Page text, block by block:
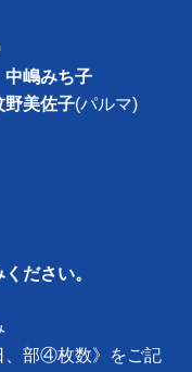
嶋みち子
野美佐子(パルマ)
ださい。
部④枚数》をご記